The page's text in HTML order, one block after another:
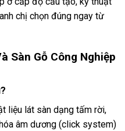
chị chọn đúng ngay từ
Sàn Gỗ Công Nghiệp
liệu lát sàn dạng tấm rời,
âm dương (click system)